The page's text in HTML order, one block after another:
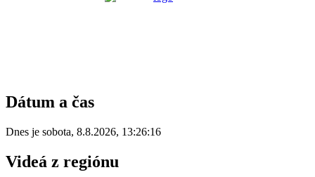
Dátum a čas
Dnes je sobota, 8.8.2026, 13:26:16
Videá z regiónu